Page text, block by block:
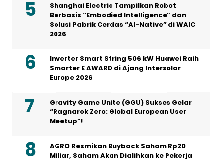
Shanghai Electric Tampilkan Robot
Berbasis “Embodied Intelligence” dan
Solusi Pabrik Cerdas “AI-Native” di WAIC
2026
Inverter Smart String 506 kW Huawei Raih
Smarter E AWARD di Ajang Intersolar
Europe 2026
Gravity Game Unite (GGU) Sukses Gelar
“Ragnarok Zero: Global European User
Meetup”!
AGRO Resmikan Buyback Saham Rp20
Miliar, Saham Akan Dialihkan ke Pekerja